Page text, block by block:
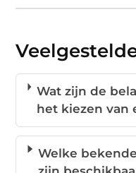
Wat zijn de
het kiezen van
Welke